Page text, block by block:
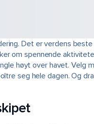
Det er verdens
om spennende
høyt over havet. Velg
seg hele dagen. Og